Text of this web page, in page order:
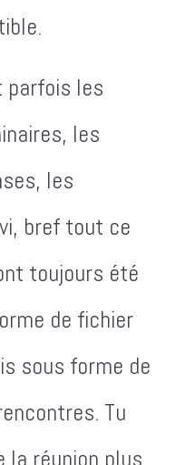
parfois les
les
les
bref tout ce
toujours été
de fichier
sous forme de
Tu
la réunion plus